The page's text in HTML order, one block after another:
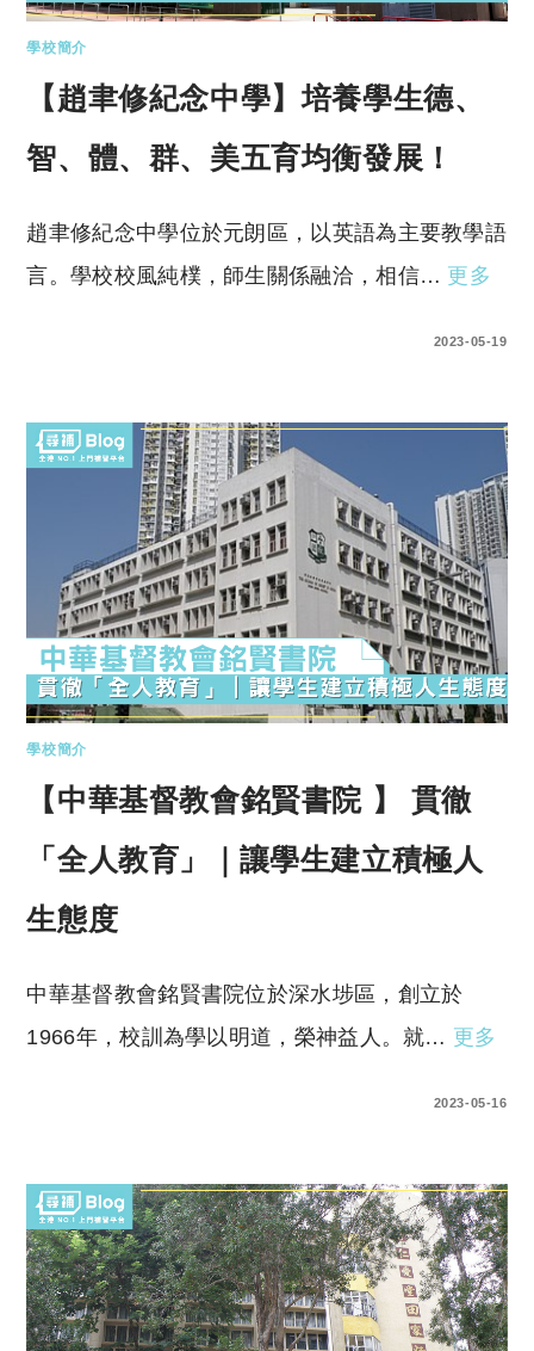
學校簡介
【趙聿修紀念中學】培養學生德、
智、體、群、美五育均衡發展！
趙聿修紀念中學位於元朗區，以英語為主要教學語
言。學校校風純樸，師生關係融洽，相信… 更多
2023-05-19
學校簡介
【中華基督教會銘賢書院 】 貫徹
「全人教育」｜讓學生建立積極人
生態度
中華基督教會銘賢書院位於深水埗區，創立於
1966年，校訓為學以明道，榮神益人。就… 更多
2023-05-16